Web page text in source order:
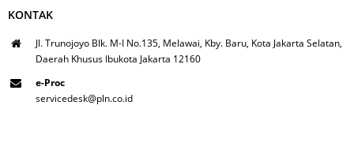
KONTAK
Jl. Trunojoyo Blk. M-I No.135, Melawai, Kby. Baru, Kota Jakarta Selatan,
Daerah Khusus Ibukota Jakarta 12160
e-Proc
servicedesk@pln.co.id